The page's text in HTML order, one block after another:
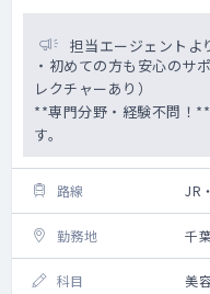
担当エージェントよ
・初めての方も安心のサ
レクチャーあり）
**専門分野・経験不問！
す。
路線 JR
勤務地 千
科目 美